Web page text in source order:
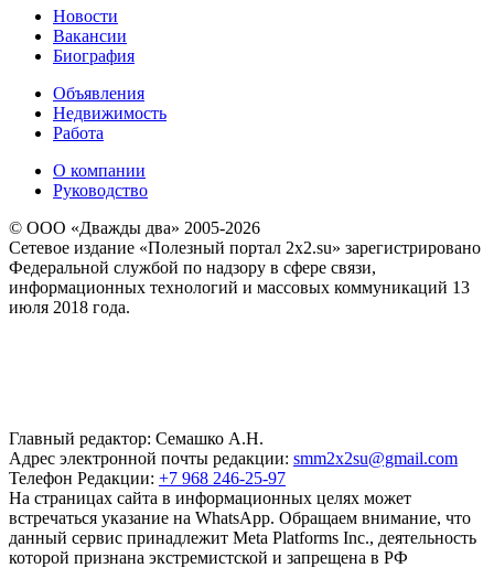
Новости
Вакансии
Биография
Объявления
Недвижимость
Работа
О компании
Руководство
© ООО «Дважды два» 2005-2026
Сетевое издание «Полезный портал 2x2.su» зарегистрировано
Федеральной службой по надзору в сфере связи,
информационных технологий и массовых коммуникаций 13
июля 2018 года.
Главный редактор: Семашко А.Н.
Адрес электронной почты редакции: smm2x2su@gmail.com
Телефон Редакции: +7 968 246-25-97
На страницах сайта в информационных целях может
встречаться указание на WhatsApp. Обращаем внимание, что
данный сервис принадлежит Meta Platforms Inc., деятельность
которой признана экстремистской и запрещена в РФ